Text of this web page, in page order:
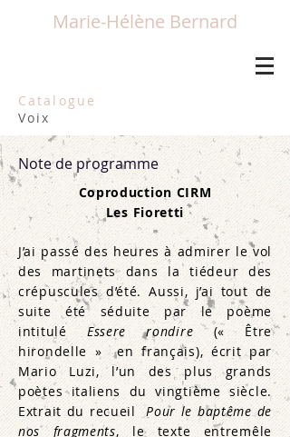
Marie-Hélène Bernard
Catalogue
Voix
Note de programme
Coproduction CIRM
Les Fioretti
J’ai passé des heures à admirer le vol
des martinets dans la tiédeur des
crépuscules d’été. Aussi, j’ai tout de
suite été séduite par le poème
intituléEssere rondire(« Être
hirondelle » en français), écrit par
Mario Luzi, l’un des plus grands
poètes italiens du vingtième siècle.
Extrait du recueilPour le baptême de
nos fragments, le texte entremêle